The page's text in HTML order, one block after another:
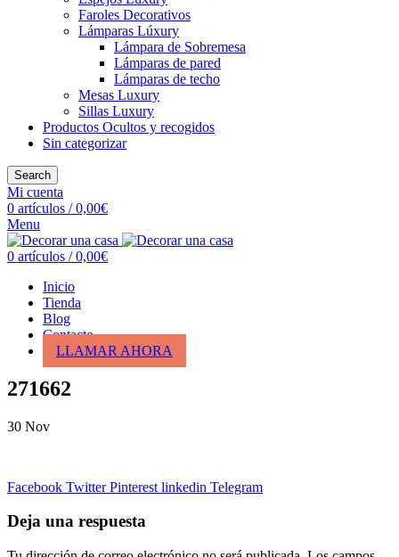
Faroles Decorativos
Lámparas Lúxury
Lámpara de Sobremesa
Lámparas de pared
Lámparas de techo
Mesas Luxury
Sillas Luxury
Productos Ocultos y recogidos
Sin categorizar
Search
Mi cuenta
0 artículos / 0,00€
Menu
0 artículos / 0,00€
Inicio
Tienda
Blog
Contacto
LLAMAR AHORA
271662
30 Nov
Facebook Twitter Pinterest linkedin Telegram
Deja una respuesta